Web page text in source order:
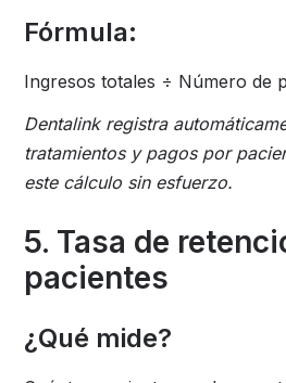
Fórmula:
Ingresos totales ÷ Número de
Dentalink registra
tratamientos y pagos por
este cálculo sin esfuerzo.
5. Tasa de
pacientes
¿Qué mide?